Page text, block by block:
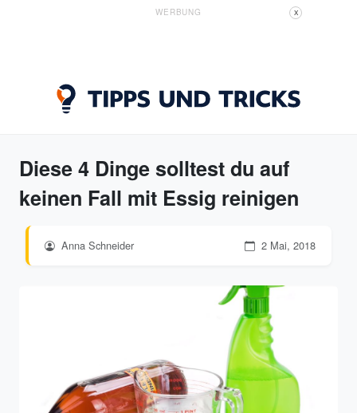
WERBUNG X
Diese 4 Dinge solltest du auf
keinen Fall mit Essig reinigen
Anna Schneider 2 Mai, 2018